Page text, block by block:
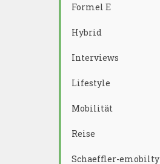
Formel E
Hybrid
Interviews
Lifestyle
Mobilität
Reise
Schaeffler-emobilty